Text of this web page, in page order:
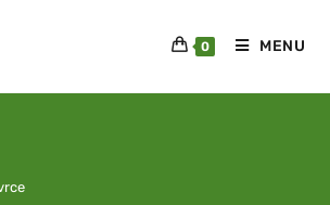
0 MENU